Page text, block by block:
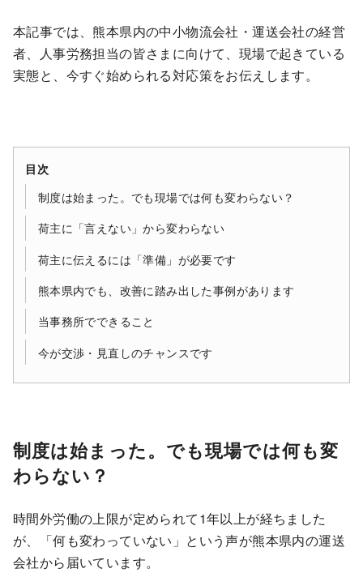
本記事では、熊本県内の中小物流会社・運送会社の経営
者、人事労務担当の皆さまに向けて、現場で起きている
実態と、今すぐ始められる対応策をお伝えします。
目次
制度は始まった。でも現場では何も変わらない？
荷主に「言えない」から変わらない
荷主に伝えるには「準備」が必要です
熊本県内でも、改善に踏み出した事例があります
当事務所でできること
今が交渉・見直しのチャンスです
制度は始まった。でも現場では何も変
わらない？
時間外労働の上限が定められて1年以上が経ちました
が、「何も変わっていない」という声が熊本県内の運送
会社から届いています。